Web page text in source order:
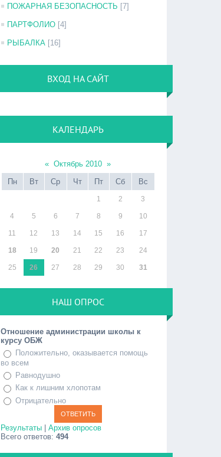
ПОЖАРНАЯ БЕЗОПАСНОСТЬ [7]
ПАРТФОЛИО [4]
РЫБАЛКА [16]
ВХОД НА САЙТ
КАЛЕНДАРЬ
« Октябрь 2010 »
Пн
Вт Ср Чт Пт Сб Вс
1 2 3
4 5 6 7 8 9 10
11 12 13 14 15 16 17
18 19 20 21 22 23 24
25 26 27 28 29 30 31
НАШ ОПРОС
Отношение администрации школы к
курсу ОБЖ
Положительно, оказывается помощь
во всем
Равнодушно
Как к лишним хлопотам
Отрицательно
Результаты |Архив опросов
Всего ответов:494